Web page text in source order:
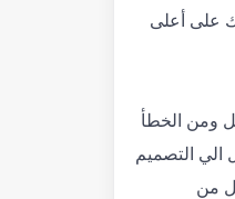
على أعلى
ومن الخطأ
الي التصميم
من